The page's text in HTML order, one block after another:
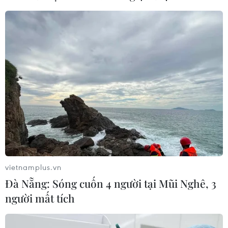
nghiệp công nghệ số
05/08/2026 02:59
VIB ra mắt One Card, mở ra bước
tiến mới về thẻ tín dụng
05/08/2026 01:48
Doanh thu của Apple tại Ấn Độ lần
đầu vượt 10 tỷ USD
Boeing 737 MAX 7 được đưa vào khai
thác sau hơn 8 năm chờ đợi
vietnamplus.vn
Đà Nẵng: Sóng cuốn 4 người tại Mũi Nghê, 3
người mất tích